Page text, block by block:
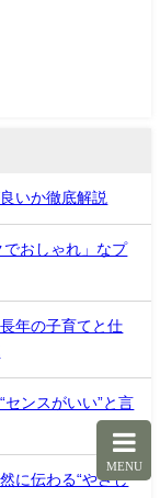
いか徹底解説
でおしゃれ」なプ
年の子育てと仕
ンスがいい”と言
に伝わる“やさし
MENU